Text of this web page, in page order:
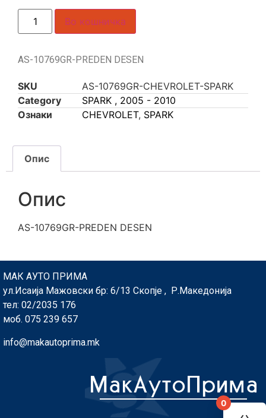
Во кошничка
AS-10769GR-PREDEN DESEN
SKU
AS-10769GR-CHEVROLET-SPARK
Category
SPARK , 2005 - 2010
Ознаки
CHEVROLET, SPARK
Опис
Опис
AS-10769GR-PREDEN DESEN
МАК АУТО ПРИМА
ул.Исаија Мажовски бр: 6/13 Скопје , Р.Македонија
тел: 02/2035 176
моб. 075 239 657
info@makautoprima.mk
0